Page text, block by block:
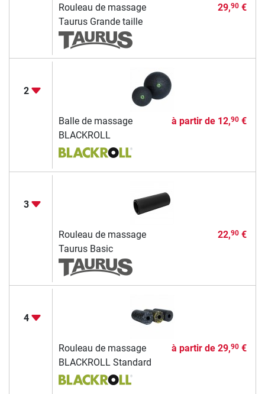
Rouleau de massage
Taurus Grande taille
29,90€
2
Balle de massage
BLACKROLL
à partir de 12,90€
3
Rouleau de massage
Taurus Basic
22,90€
4
Rouleau de massage
BLACKROLL Standard
à partir de 29,90€